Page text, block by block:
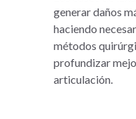
generar daños
haciendo
métodos
profundizar
articulación.